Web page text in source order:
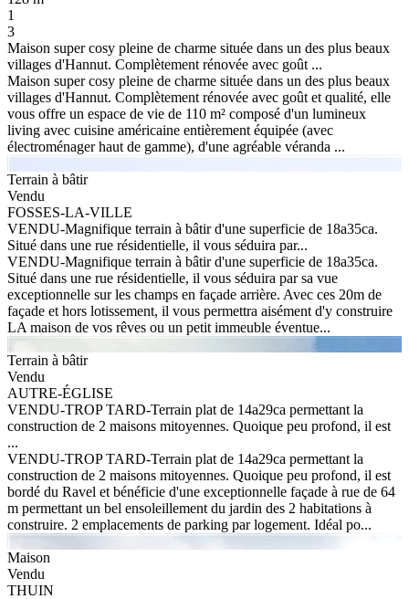
1
3
Maison super cosy pleine de charme située dans un des plus beaux
villages d'Hannut. Complètement rénovée avec goût ...
Maison super cosy pleine de charme située dans un des plus beaux
villages d'Hannut. Complètement rénovée avec goût et qualité, elle
vous offre un espace de vie de 110 m² composé d'un lumineux
living avec cuisine américaine entièrement équipée (avec
électroménager haut de gamme), d'une agréable véranda ...
Terrain à bâtir
Vendu
FOSSES-LA-VILLE
VENDU-Magnifique terrain à bâtir d'une superficie de 18a35ca.
Situé dans une rue résidentielle, il vous séduira par...
VENDU-Magnifique terrain à bâtir d'une superficie de 18a35ca.
Situé dans une rue résidentielle, il vous séduira par sa vue
exceptionnelle sur les champs en façade arrière. Avec ces 20m de
façade et hors lotissement, il vous permettra aisément d'y construire
LA maison de vos rêves ou un petit immeuble éventue...
Terrain à bâtir
Vendu
AUTRE-ÉGLISE
VENDU-TROP TARD-Terrain plat de 14a29ca permettant la
construction de 2 maisons mitoyennes. Quoique peu profond, il est
...
VENDU-TROP TARD-Terrain plat de 14a29ca permettant la
construction de 2 maisons mitoyennes. Quoique peu profond, il est
bordé du Ravel et bénéficie d'une exceptionnelle façade à rue de 64
m permettant un bel ensoleillement du jardin des 2 habitations à
construire. 2 emplacements de parking par logement. Idéal po...
Maison
Vendu
THUIN